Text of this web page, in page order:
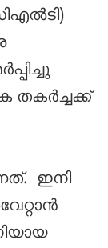
തകർച്ചക്ക്
ഇനി